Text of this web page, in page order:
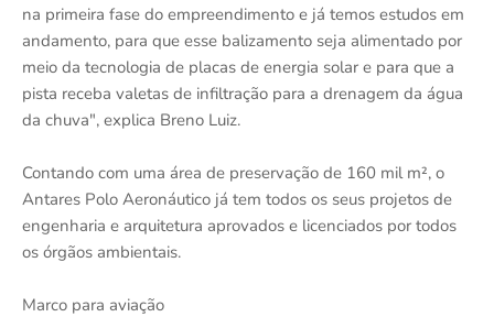
na primeira fase do empreendimento e já temos estudos em
andamento, para que esse balizamento seja alimentado por
meio da tecnologia de placas de energia solar e para que a
pista receba valetas de infiltração para a drenagem da água
da chuva", explica Breno Luiz.
Contando com uma área de preservação de 160 mil m², o
Antares Polo Aeronáutico já tem todos os seus projetos de
engenharia e arquitetura aprovados e licenciados por todos
os órgãos ambientais.
Marco para aviação